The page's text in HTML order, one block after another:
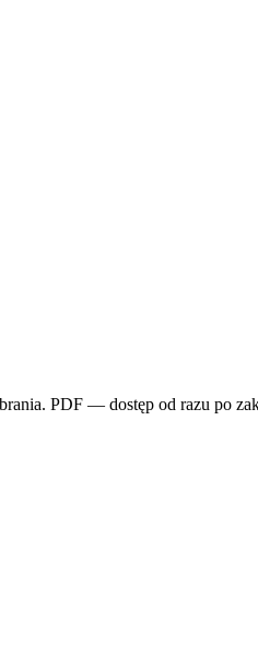
PDF — dostęp od razu po